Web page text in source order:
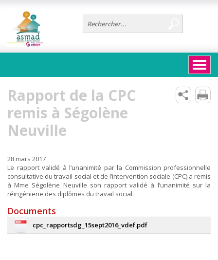
RAPPORT DE LA CPC REMIS À SÉGOLÈNE NEUVILLE
Rapport de la CPC
remis à Ségolène
Neuville
28 mars 2017
Le rapport validé à l’unanimité par la Commission professionnelle
consultative du travail social et de l’intervention sociale (CPC) a remis
à Mme Ségolène Neuville son rapport validé à l’unanimité sur la
réingénierie des diplômes du travail social.
Documents
cpc_rapportsdg_15sept2016_vdef.pdf